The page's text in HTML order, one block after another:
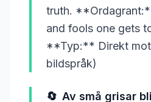
truth.
and fools one gets
**Typ:** Direkt
bildspråk)
🔄 Av små grisar